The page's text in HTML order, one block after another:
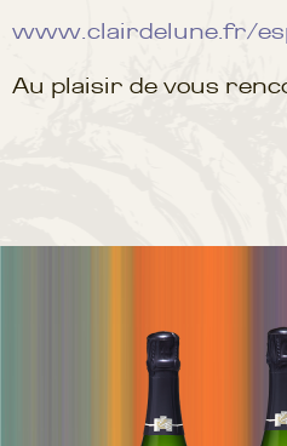
www.clairdelune.fr/
Au plaisir de vous